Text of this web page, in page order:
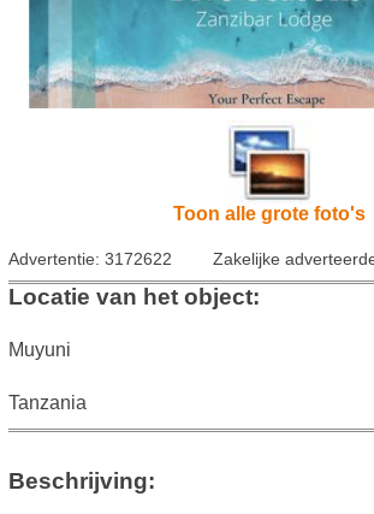
Toon alle grote foto's
Advertentie: 3172622 Zakelijke
Locatie van het object:
Muyuni
Tanzania
Beschrijving: